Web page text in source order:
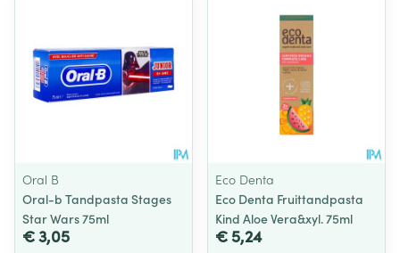
Oral B
Oral-b Tandpasta Stages
Star Wars 75ml
€ 3,05
Eco Denta
Eco Denta Fruittandpasta
Kind Aloe Vera&xyl. 75ml
€ 5,24